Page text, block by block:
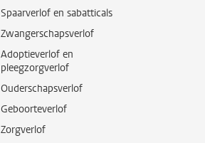
Spaarverlof en sabatticals
Zwangerschapsverlof
Adoptieverlof en
pleegzorgverlof
Ouderschapsverlof
Geboorteverlof
Zorgverlof